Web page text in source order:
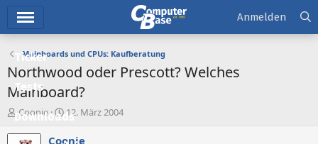
Ticker
Tests
Downloads
Anmelden
Mainboards und CPUs: Kaufberatung
Northwood oder Prescott? Welches
Mainboard?
E
r
s
Coonie
E
r
s
12. März 2004
Coonie